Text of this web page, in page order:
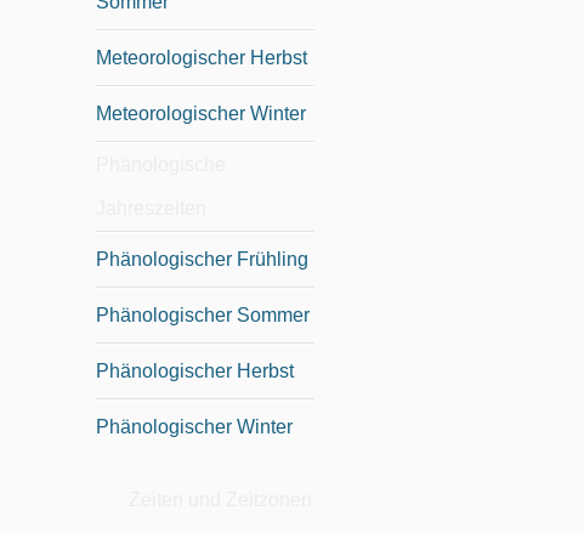
Meteorologischer Herbst
Meteorologischer Winter
Phänologischer Frühling
Phänologischer Sommer
Phänologischer Herbst
Phänologischer Winter